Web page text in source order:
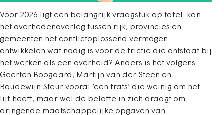
Voor 2026 ligt een belangrijk vraagstuk op tafel: kan
het overhedenoverleg tussen rijk, provincies en
gemeenten het conflictoplossend vermogen
ontwikkelen wat nodig is voor de frictie die ontstaat bij
het werken als een overheid? Anders is het volgens
Geerten Boogaard, Martijn van der Steen en
Boudewijn Steur vooral ‘een frats’ die weinig om het
lijf heeft, maar wel de belofte in zich draagt om
dringende maatschappelijke opgaven van